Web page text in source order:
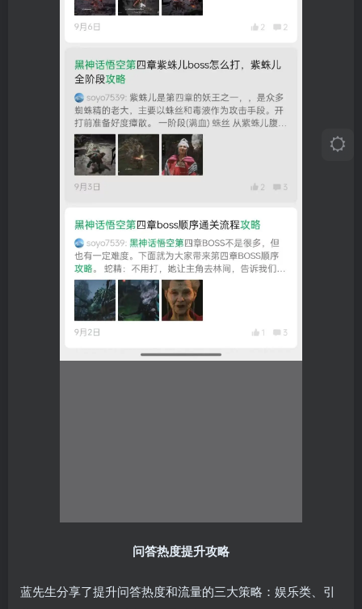
问答热度提升攻略
蓝先生分享了提升问答热度和流量的三大策略：娱乐类、引